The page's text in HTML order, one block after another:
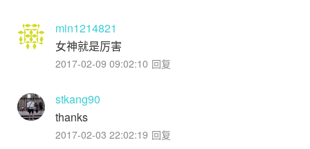
min1214821
女神就是厉害
2017-02-09 09:02:10 回复
stkang90
thanks
2017-02-03 22:02:19 回复